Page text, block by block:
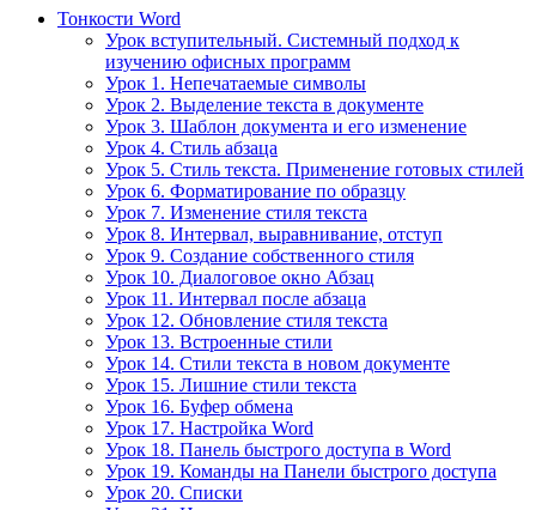
Тонкости Word
Урок вступительный. Системный подход к
изучению офисных программ
Урок 1. Непечатаемые символы
Урок 2. Выделение текста в документе
Урок 3. Шаблон документа и его изменение
Урок 4. Стиль абзаца
Урок 5. Стиль текста. Применение готовых стилей
Урок 6. Форматирование по образцу
Урок 7. Изменение стиля текста
Урок 8. Интервал, выравнивание, отступ
Урок 9. Создание собственного стиля
Урок 10. Диалоговое окно Абзац
Урок 11. Интервал после абзаца
Урок 12. Обновление стиля текста
Урок 13. Встроенные стили
Урок 14. Стили текста в новом документе
Урок 15. Лишние стили текста
Урок 16. Буфер обмена
Урок 17. Настройка Word
Урок 18. Панель быстрого доступа в Word
Урок 19. Команды на Панели быстрого доступа
Урок 20. Списки